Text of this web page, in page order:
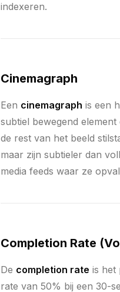
indexeren.
Cinemagraph
Een cinemagraph is een
subtiel bewegend
de rest van het beeld
maar zijn subtieler dan
media feeds waar ze
Completion Rate
De completion rate is het
rate van 50% bij een 30-